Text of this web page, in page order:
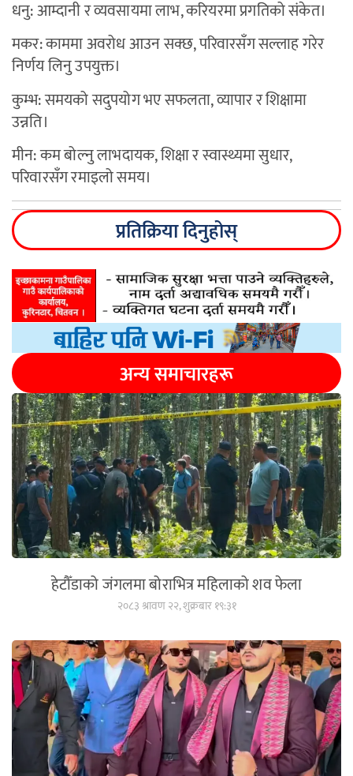
धनु: आम्दानी र व्यवसायमा लाभ, करियरमा प्रगतिको संकेत।
मकर: काममा अवरोध आउन सक्छ, परिवारसँग सल्लाह गरेर
निर्णय लिनु उपयुक्त।
कुम्भ: समयको सदुपयोग भए सफलता, व्यापार र शिक्षामा
उन्नति।
मीन: कम बोल्नु लाभदायक, शिक्षा र स्वास्थ्यमा सुधार,
परिवारसँग रमाइलो समय।
प्रतिक्रिया दिनुहोस्
अन्य समाचारहरू
हेटौँडाको जंगलमा बोराभित्र महिलाको शव फेला
२०८३ श्रावण २२, शुक्रबार १९:३१